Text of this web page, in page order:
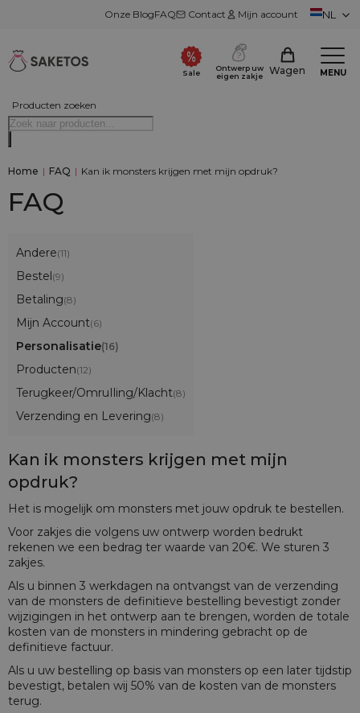
Onze BlogFAQ Contact Mijn account NL
Producten zoeken
Sale
Ontwerp uw
eigen zakje
Wagen MENU
Home | FAQ | Kan ik monsters krijgen met mijn opdruk?
FAQ
Andere(11)
Bestel(9)
Betaling(8)
Mijn Account(6)
Personalisatie(16)
Producten(12)
Terugkeer/OmruIling/Klacht(8)
Verzending en Levering(8)
Kan ik monsters krijgen met mijn
opdruk?
Het is mogelijk om monsters met jouw opdruk te bestellen.
Voor zakjes die volgens uw ontwerp worden bedrukt
rekenen we een bedrag ter waarde van 20€. We sturen 3
zakjes.
Als u binnen 3 werkdagen na ontvangst van de verzending
van de monsters de definitieve bestelling bevestigt zonder
wijzigingen in het ontwerp aan te brengen, worden de totale
kosten van de monsters in mindering gebracht op de
definitieve factuur.
Als u uw bestelling op basis van monsters op een later tijdstip
bevestigt, betalen wij 50% van de kosten van de monsters
terug.